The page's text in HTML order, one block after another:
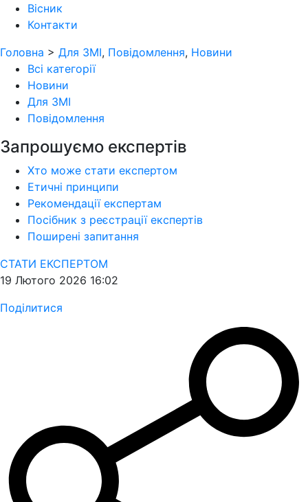
Вісник
Контакти
Головна > Для ЗМІ, Повідомлення, Новини
Всі категорії
Новини
Для ЗМІ
Повідомлення
Запрошуємо експертів
Хто може стати експертом
Етичні принципи
Рекомендації експертам
Посібник з реєстрації експертів
Поширені запитання
СТАТИ ЕКСПЕРТОМ
19 Лютого 2026 16:02
Поділитися